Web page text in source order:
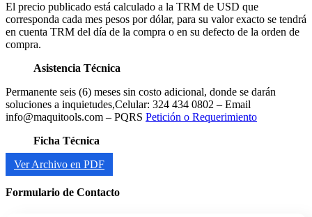
El precio publicado está calculado a la TRM de USD que
corresponda cada mes pesos por dólar, para su valor exacto se tendrá
en cuenta TRM del día de la compra o en su defecto de la orden de
compra.
Asistencia Técnica
Permanente seis (6) meses sin costo adicional, donde se darán
soluciones a inquietudes,Celular: 324 434 0802 – Email
info@maquitools.com – PQRS Petición o Requerimiento
Ficha Técnica
Ver Archivo en PDF
Formulario de Contacto